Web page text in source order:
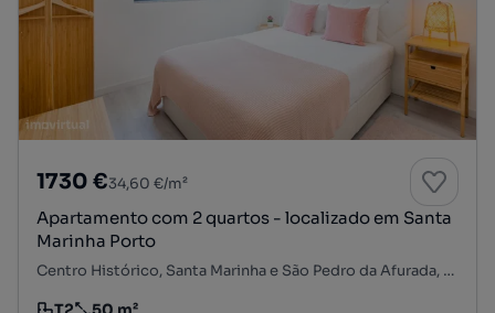
1730 €34,60 €/m²
Apartamento com 2 quartos - localizado em Santa
Marinha Porto
Centro Histórico, Santa Marinha e São Pedro da Afurada, Vila Nova de Gaia, Porto